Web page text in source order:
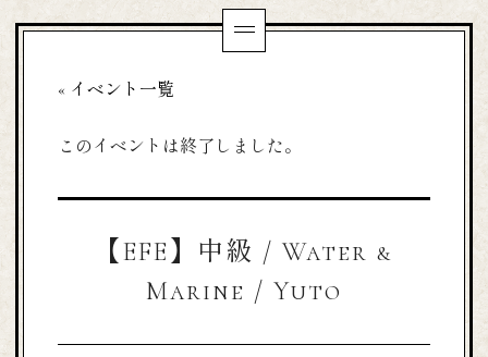
« イベント一覧
このイベントは終了しました。
【EFE】中級 / Water &
Marine / Yuto